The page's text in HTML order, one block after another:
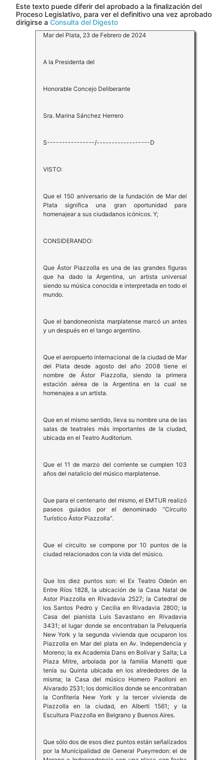
Este texto puede diferir del aprobado a la finalización del
Proceso Legislativo, para ver el definitivo una vez aprobado
dirigirse a Consulta del Digesto
Mar del Plata, 23 de Febrero de 2024
A la Presidenta del
Honorable Concejo Deliberante
Sra. Marina Sánchez Herrero
S----------------/------------------D
VISTO:
Que el 150 aniversario de la fundación de Mar del
Plata significa una gran oportunidad para
homenajear a sus ciudadanos icónicos. Y;
CONSIDERANDO:
Que Ástor Piazzolla es una de las grandes figuras
que ha dado la Argentina, un artista universal
siendo su música conocida e interpretada en todo el
mundo.
Que el bandoneonista marplatense marcó un antes
y un después en el tango argentino.
Que el aeropuerto internacional de la ciudad de Mar
del Plata desde agosto del año 2008 tiene el
nombre de Ástor Piazzolla, siendo la primera
estación aérea de la Argentina en la cual se
homenajea a un artista.
Que en el mismo sentido, lleva su nombre una de las
salas de teatrales más importantes de la ciudad,
ubicada en el Teatro Auditorium.
Que el 11 de marzo del corriente se cumplen 103
años del natalicio del músico marplatense.
Que para el centenario del mismo, el EMTUR realizó
paseos guiados por el denominado “Circuito
Turístico Ástor Piazzolla”.
Que el circuito se compone por 10 puntos de la
ciudad relacionados con la vida del músico.
Que los diez puntos son: el Ex Teatro Odeón en
Entre Ríos 1828, la ubicación de la Casa Natal de
Astor Piazzolla en Rivadavia 2527; la Catedral de
los Santos Pedro y Cecilia en Rivadavia 2800; la
Casa del pianista Luis Savastano en Rivadavia
3431; el lugar donde se encontraban la Peluquería
New York y la segunda vivienda que ocuparon los
Piazzolla en Mar del plata en Av. Independencia y
Moreno; la ex Academia Dans en Bolívar y Salta; La
Plaza Mitre, arbolada por la familia Manetti que
tenía su Quinta ubicada en los alrededores de la
misma; la Casa del músico Homero Paolloni en
Alvarado 2531; los domicilios donde se encontraban
la Confitería New York y la tercer vivienda de
Piazzolla en la ciudad, en Alberti 1561; y la
Escultura Piazzolla en Belgrano y Buenos Aires.
Que sólo dos de esos diez puntos están señalizados
por la Municipalidad de General Pueyrredon: el de